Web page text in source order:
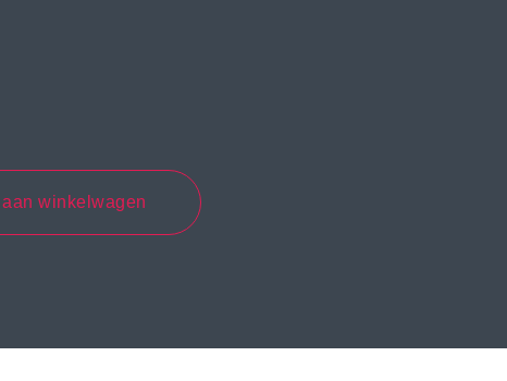
winkelwagen